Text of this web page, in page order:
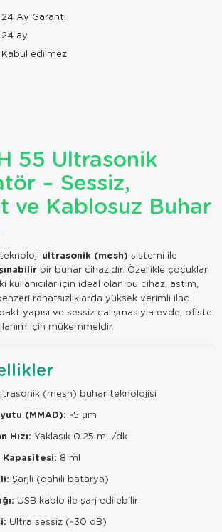
24 Ay Garanti
24 ay
55 Ultrasonik
– Sessiz,
ve Kablosuz Buhar
teknoloji ultrasonik (mesh) sistemi ile
bir buhar cihazıdır. Özellikle çocuklar
kullanıcılar için ideal olan bu cihaz, astım,
rahatsızlıklarda yüksek verimli ilaç
yapısı ve sessiz çalışmasıyla evde, ofiste
için mükemmeldir.
(mesh) buhar teknolojisi
(MMAD): ~5 µm
Hızı: Yaklaşık 0.25 mL/dk
Kapasitesi: 8 ml
Şarjlı (dahili batarya)
USB kablo ile şarj edilebilir
Ultra sessiz (~30 dB)